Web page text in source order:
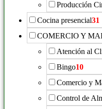
Producción
Cocina presencial31
COMERCIO Y
Atención al
Bingo10
Comercio y
Control de